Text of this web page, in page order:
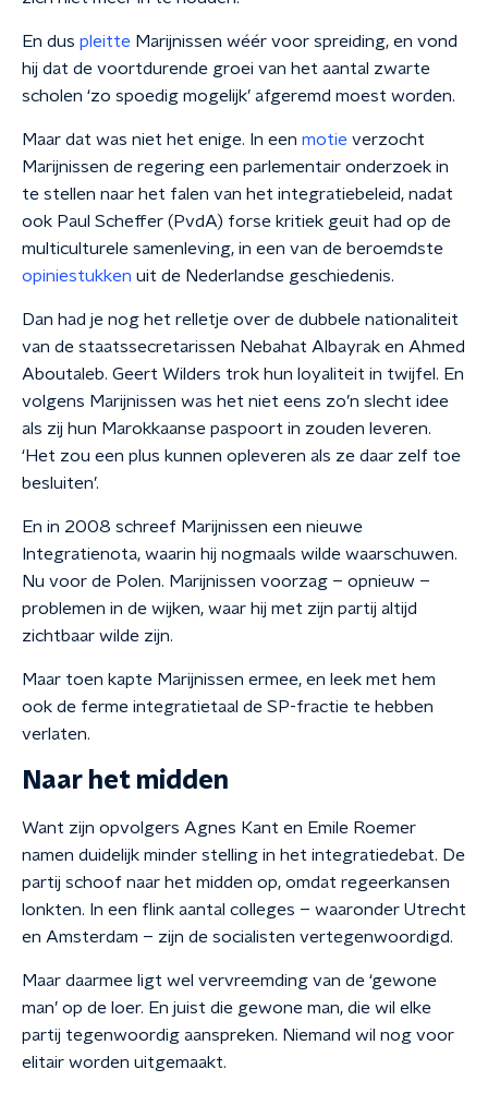
En dus pleitte Marijnissen wéér voor spreiding, en vond
hij dat de voortdurende groei van het aantal zwarte
scholen ‘zo spoedig mogelijk’ afgeremd moest worden.
Maar dat was niet het enige. In een motie verzocht
Marijnissen de regering een parlementair onderzoek in
te stellen naar het falen van het integratiebeleid, nadat
ook Paul Scheffer (PvdA) forse kritiek geuit had op de
multiculturele samenleving, in een van de beroemdste
opiniestukken uit de Nederlandse geschiedenis.
Dan had je nog het relletje over de dubbele nationaliteit
van de staatssecretarissen Nebahat Albayrak en Ahmed
Aboutaleb. Geert Wilders trok hun loyaliteit in twijfel. En
volgens Marijnissen was het niet eens zo’n slecht idee
als zij hun Marokkaanse paspoort in zouden leveren.
‘Het zou een plus kunnen opleveren als ze daar zelf toe
besluiten’.
En in 2008 schreef Marijnissen een nieuwe
Integratienota, waarin hij nogmaals wilde waarschuwen.
Nu voor de Polen. Marijnissen voorzag – opnieuw –
problemen in de wijken, waar hij met zijn partij altijd
zichtbaar wilde zijn.
Maar toen kapte Marijnissen ermee, en leek met hem
ook de ferme integratietaal de SP-fractie te hebben
verlaten.
Naar het midden
Want zijn opvolgers Agnes Kant en Emile Roemer
namen duidelijk minder stelling in het integratiedebat. De
partij schoof naar het midden op, omdat regeerkansen
lonkten. In een flink aantal colleges – waaronder Utrecht
en Amsterdam – zijn de socialisten vertegenwoordigd.
Maar daarmee ligt wel vervreemding van de ‘gewone
man’ op de loer. En juist die gewone man, die wil elke
partij tegenwoordig aanspreken. Niemand wil nog voor
elitair worden uitgemaakt.